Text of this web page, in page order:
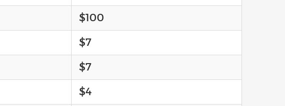
$100
$7
$7
$4